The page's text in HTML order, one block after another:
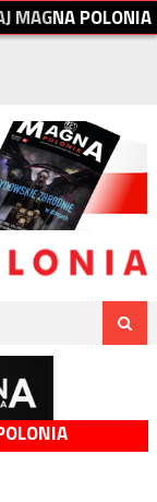
JMAGNAPOLONIA